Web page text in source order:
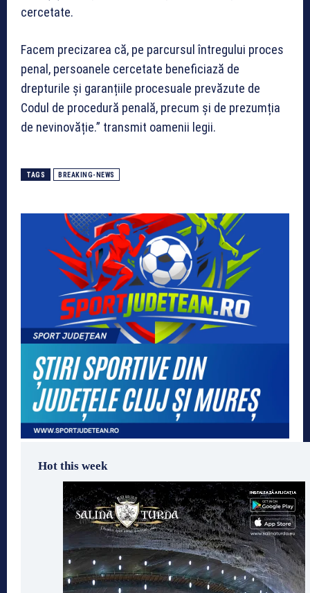
cercetate.
Facem precizarea că, pe parcursul întregului proces
penal, persoanele cercetate beneficiază de
drepturile și garanțiile procesuale prevăzute de
Codul de procedură penală, precum și de prezumția
de nevinovăție.” transmit oamenii legii.
TAGS BREAKING-NEWS
Hot this week